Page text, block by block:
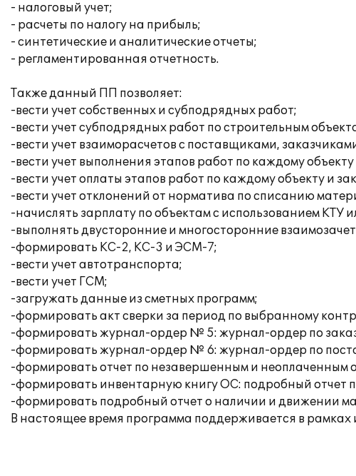
- налоговый учет;
- расчеты по налогу на прибыль;
- синтетические и аналитические отчеты;
- регламентированная отчетность.
Также данный ПП позволяет:
-вести учет собственных и субподрядных работ;
-вести учет субподрядных работ по строительным
-вести учет взаиморасчетов с поставщиками,
-вести учет выполнения этапов работ по каждому объекту
-вести учет оплаты этапов работ по каждому объекту и
-вести учет отклонений от норматива по списанию
-начислять зарплату по объектам с использованием КТУ
-выполнять двусторонние и многосторонние
-формировать КС-2, КС-3 и ЭСМ-7;
-вести учет автотранспорта;
-вести учет ГСМ;
-загружать данные из сметных программ;
-формировать акт сверки за период по выбранному
-формировать журнал-ордер № 5: журнал-ордер по
-формировать журнал-ордер № 6: журнал-ордер по
-формировать отчет по незавершенным и неоплаченным
-формировать инвентарную книгу ОС: подробный отчет
-формировать подробный отчет о наличии и движении
В настоящее время программа поддерживается в